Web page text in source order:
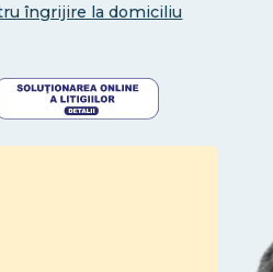
îngrijire la domiciliu